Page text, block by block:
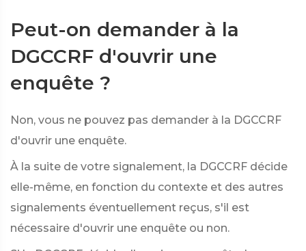
Peut-on demander à la
DGCCRF d'ouvrir une
enquête ?
Non, vous ne pouvez pas demander à la DGCCRF
d'ouvrir une enquête.
À la suite de votre signalement, la DGCCRF décide
elle-même, en fonction du contexte et des autres
signalements éventuellement reçus, s'il est
nécessaire d'ouvrir une enquête ou non.